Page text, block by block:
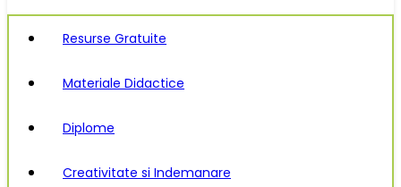
Resurse Gratuite
Materiale Didactice
Diplome
Creativitate si Indemanare